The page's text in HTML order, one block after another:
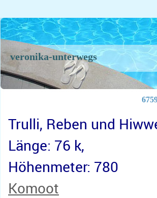
veronika-unterwegs
Trulli, Reben und
Länge: 76 k,
Höhenmeter: 780
Komoot